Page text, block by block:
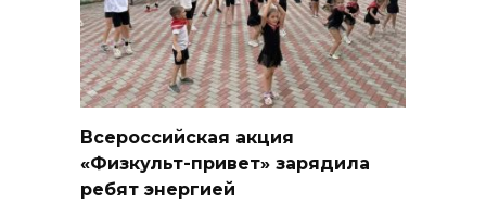
Всероссийская акция
«Физкульт-привет» зарядила
ребят энергией